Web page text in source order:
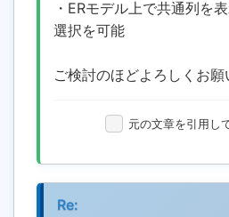
・ERモデル上で共通列を
選択を可能
ご検討のほどよろしくお願
元の文章を引用し
Re: